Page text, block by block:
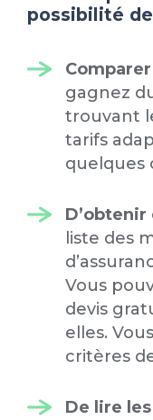
possibilité
gagnez
trouvant
tarifs
quelques
liste des
Vous
devis
elles.
critères
De lire